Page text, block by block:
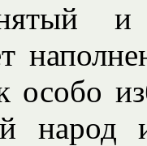
особо
народ